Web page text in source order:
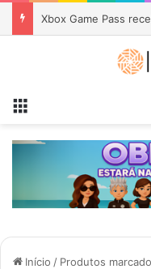
Início / Produtos